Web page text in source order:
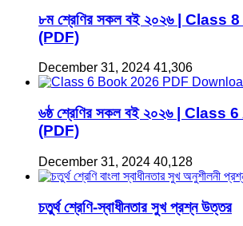
৮ম শ্রেণির সকল বই ২০২৬ |
(PDF)
December 31, 2024 41,306
৬ষ্ঠ শ্রেণির সকল বই ২০২৬ |
(PDF)
December 31, 2024 40,128
চতুর্থ শ্রেণি-স্বাধীনতার সুখ প্রশ্ন উত্তর